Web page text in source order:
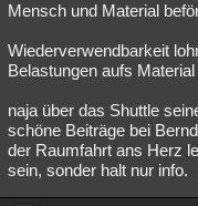
Mensch und Material
Wiederverwendbarkeit
Belastungen aufs
naja über das Shuttle
schöne Beiträge bei
der Raumfahrt ans Herz
sein, sonder halt nur info.